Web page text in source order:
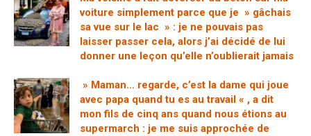
voiture simplement parce que je » gâchais
sa vue sur le lac » : je ne pouvais pas
laisser passer cela, alors j’ai décidé de lui
donner une leçon qu’elle n’oublierait jamais
» Maman… regarde, c’est la dame qui joue
avec papa quand tu es au travail « , a dit
mon fils de cinq ans quand nous étions au
supermarch : je me suis approchée de